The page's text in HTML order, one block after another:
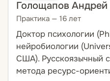
Голощапов Андрей
Практика — 16 лет
Доктор психологии
нейробиологии
США). Русскоязычный
метода ресурс-